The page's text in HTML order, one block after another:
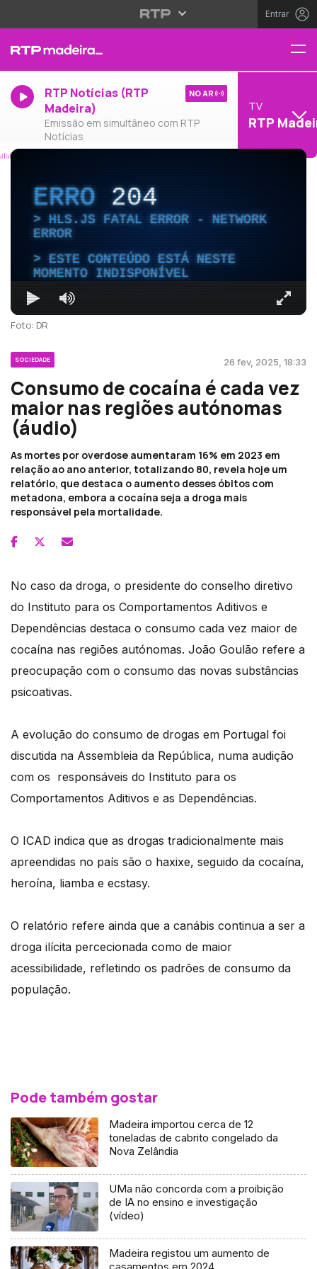
Entrar
RTP Notícias (RTP
Madeira)
Emissão em simultâneo com RTP
Notícias
NO AR
TV
RTP
ERRO204
HLS.JS FATAL ERROR - NETWORK
ERROR
ESTE CONTEÚDO ESTÁ NESTE
MOMENTO INDISPONÍVEL
Foto: DR
SOCIEDADE 26 fev, 2025, 18:33
Consumo de cocaína é cada vez
maior nas regiões autónomas
(áudio)
As mortes por overdose aumentaram 16% em 2023 em
relação ao ano anterior, totalizando 80, revela hoje um
relatório, que destaca o aumento desses óbitos com
metadona, embora a cocaína seja a droga mais
responsável pela mortalidade.
No caso da droga, o presidente do conselho diretivo
do Instituto para os Comportamentos Aditivos e
Dependências destaca o consumo cada vez maior de
cocaína nas regiões autónomas. João Goulão refere a
preocupação com o consumo das novas substâncias
psicoativas.
A evolução do consumo de drogas em Portugal foi
discutida na Assembleia da República, numa audição
com os responsáveis do Instituto para os
Comportamentos Aditivos e as Dependências.
O ICAD indica que as drogas tradicionalmente mais
apreendidas no país são o haxixe, seguido da cocaína,
heroína, liamba e ecstasy.
O relatório refere ainda que a canábis continua a ser a
droga ilícita percecionada como de maior
acessibilidade, refletindo os padrões de consumo da
população.
Pode também gostar
Madeira importou cerca de 12
toneladas de cabrito congelado da
Nova Zelândia
UMa não concorda com a proibição
de IA no ensino e investigação
(vídeo)
Madeira registou um aumento de
casamentos em 2024